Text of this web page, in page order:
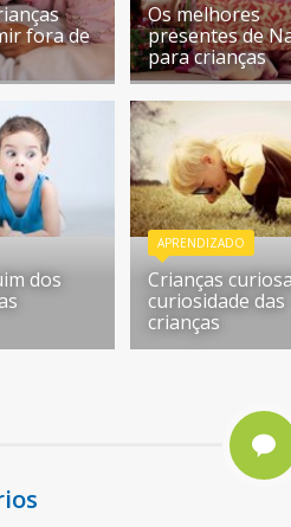
fora de
Os melhores
presentes de
para crianças
dos
APRENDIZADO
Crianças
curiosidade das
crianças